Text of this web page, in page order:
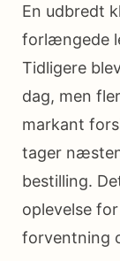
En udbredt
forlængede
Tidligere
dag, men
markant
tager
bestilling.
oplevelse
forventning